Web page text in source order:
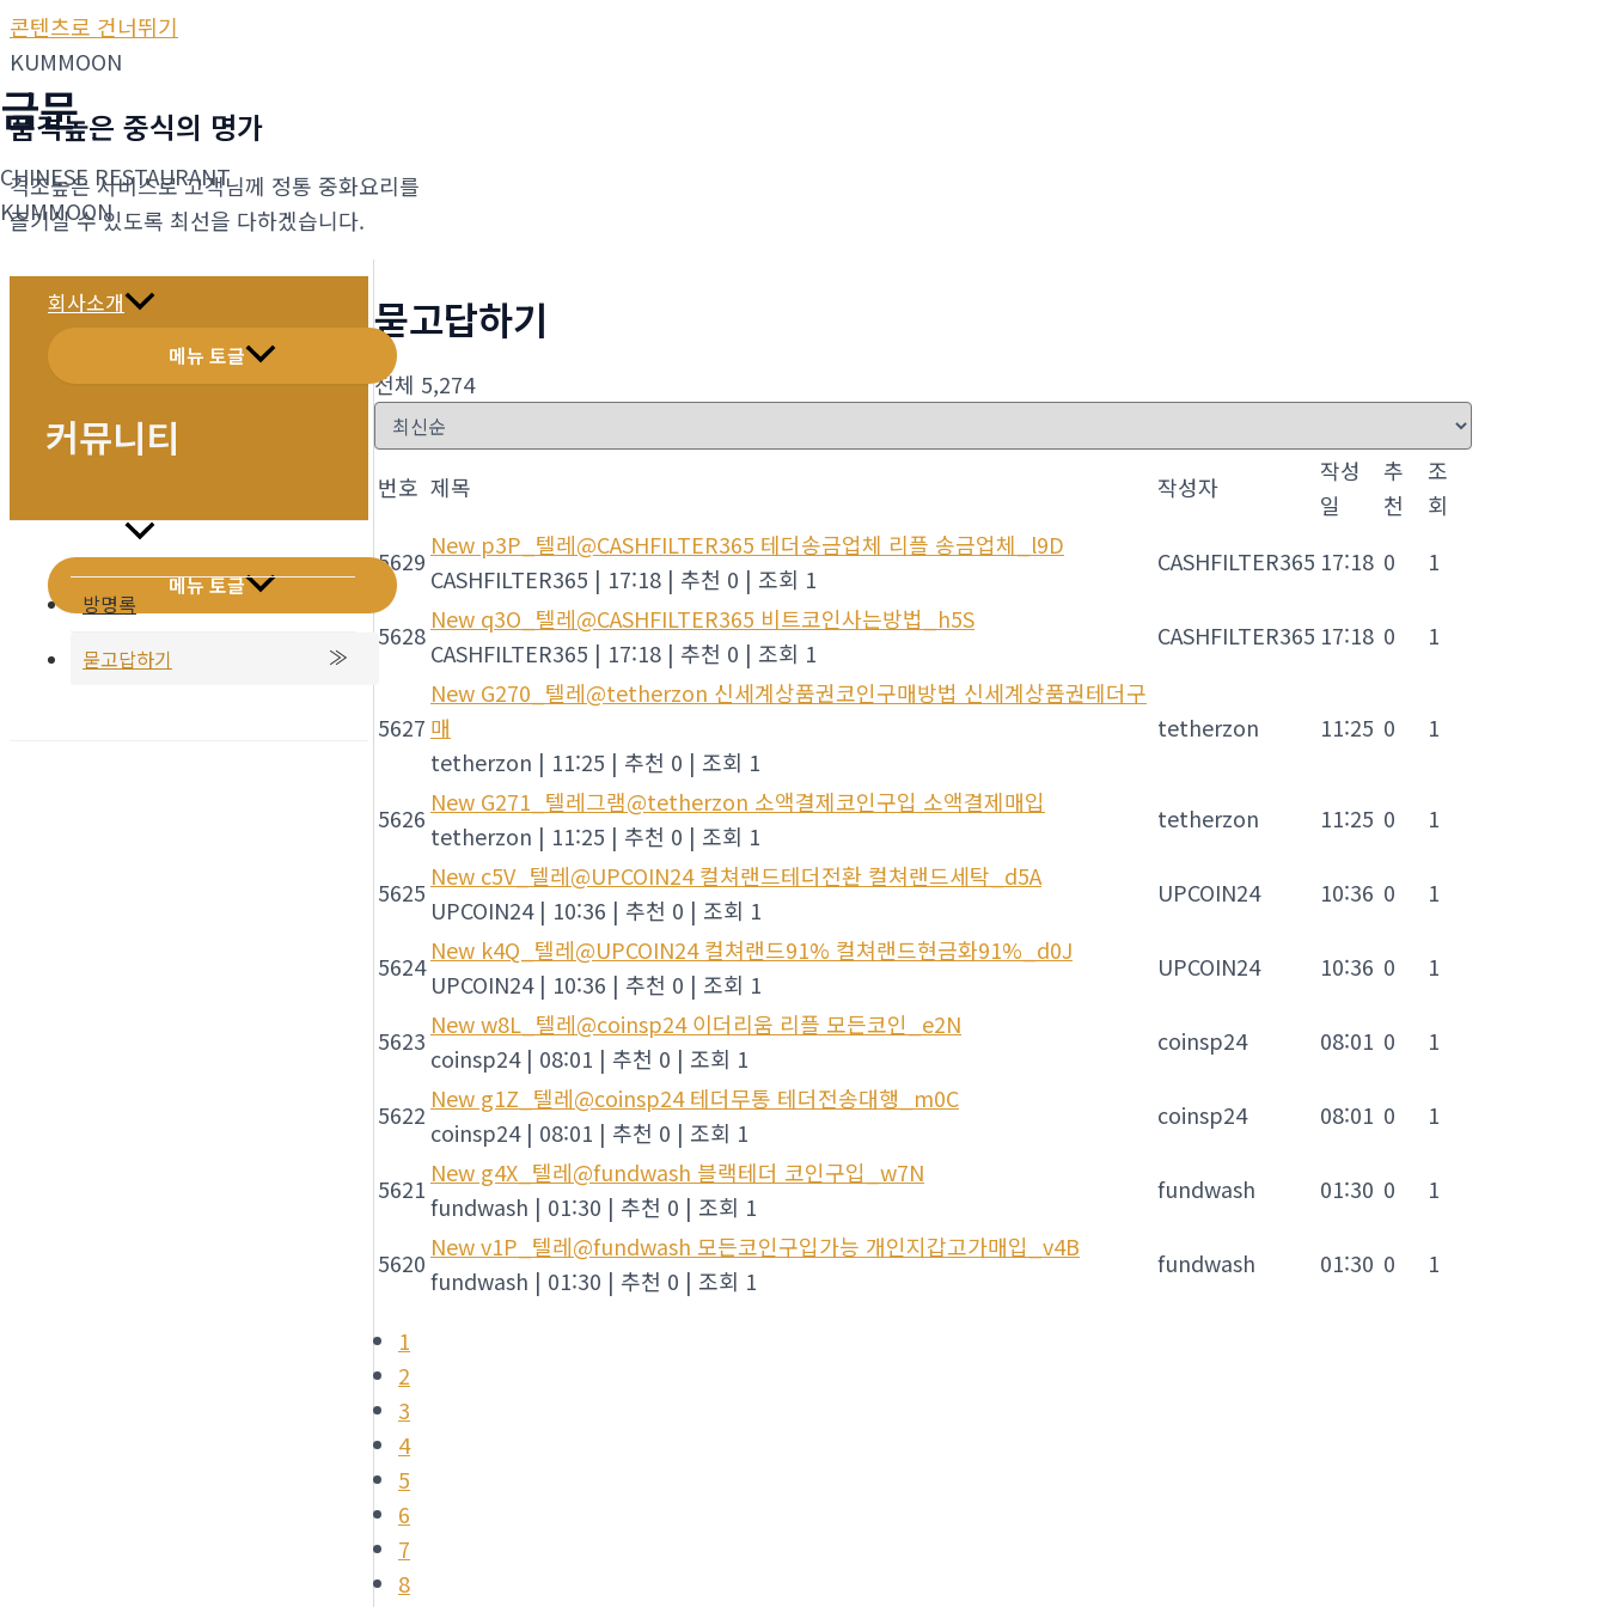
콘텐츠로 건너뛰기
금문
CHINESE RESTAURANT
KUMMOON
회사소개
메뉴 토글
메뉴 토글
KUMMOON
품격높은 중식의 명가
격조높은 서비스로 고객님께 정통 중화요리를
즐기실 수 있도록 최선을 다하겠습니다.
커뮤니티
방명록
묻고답하기
묻고답하기
전체 5,274
번호 제목 작성자
작성
일
추
천
조
회
5629
New p3P_텔레@CASHFILTER365 테더송금업체 리플 송금업체_l9D
CASHFILTER365 | 17:18 | 추천 0 | 조회 1
CASHFILTER365 17:18 0 1
5628
New q3O_텔레@CASHFILTER365 비트코인사는방법_h5S
CASHFILTER365 | 17:18 | 추천 0 | 조회 1
CASHFILTER365 17:18 0 1
5627
New G270_텔레@tetherzon 신세계상품권코인구매방법 신세계상품권테더구
매
tetherzon | 11:25 | 추천 0 | 조회 1
tetherzon 11:25 0 1
5626
New G271_텔레그램@tetherzon 소액결제코인구입 소액결제매입
tetherzon | 11:25 | 추천 0 | 조회 1
tetherzon 11:25 0 1
5625
New c5V_텔레@UPCOIN24 컬쳐랜드테더전환 컬쳐랜드세탁_d5A
UPCOIN24 | 10:36 | 추천 0 | 조회 1
UPCOIN24 10:36 0 1
5624
New k4Q_텔레@UPCOIN24 컬쳐랜드91% 컬쳐랜드현금화91%_d0J
UPCOIN24 | 10:36 | 추천 0 | 조회 1
UPCOIN24 10:36 0 1
5623
Neww8L_텔레@coinsp24 이더리움 리플 모든코인_e2N
coinsp24 | 08:01 | 추천 0 | 조회 1
coinsp24 08:01 0 1
5622
New g1Z_텔레@coinsp24 테더무통 테더전송대행_m0C
coinsp24 | 08:01 | 추천 0 | 조회 1
coinsp24 08:01 0 1
5621
New g4X_텔레@fundwash 블랙테더 코인구입_w7N
fundwash | 01:30 | 추천 0 | 조회 1
fundwash 01:30 0 1
5620
Newv1P_텔레@fundwash 모든코인구입가능 개인지갑고가매입_v4B
fundwash | 01:30 | 추천 0 | 조회 1
fundwash 01:30 0 1
1
2
3
4
5
6
7
8